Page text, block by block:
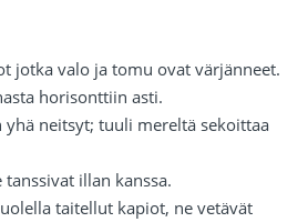
jotka valo ja tomu ovat värjänneet.
horisonttiin asti.
yhä neitsyt; tuuli mereltä sekoittaa
illan kanssa.
taitellut kapiot, ne vetävät